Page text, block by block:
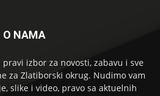
O NAMA
izbor za novosti, zabavu i sve
za Zlatiborski okrug. Nudimo vam
slike i video, pravo sa aktuelnih